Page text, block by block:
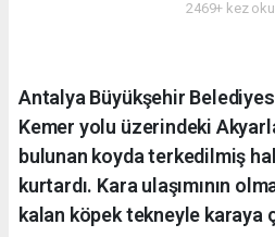
2469+ kez
Antalya Büyükşehir
Kemer yolu üzerindeki
bulunan koyda terkedilmiş
kurtardı. Kara ulaşımının
kalan köpek tekneyle karaya